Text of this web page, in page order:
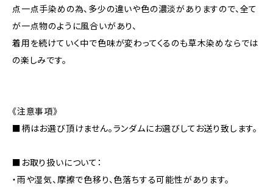
点一点手染めの為、多少の違いや色の濃淡がありますので、全て
が一点物のように風合いがあり、
着用を続けていく中で色味が変わってくるのも草木染めならでは
の楽しみです。
《注意事項》
■柄はお選び頂けません。ランダムにお選びしてお送り致します。
■お取り扱いについて：
・雨や湿気、摩擦で色移り、色落ちする可能性があります。